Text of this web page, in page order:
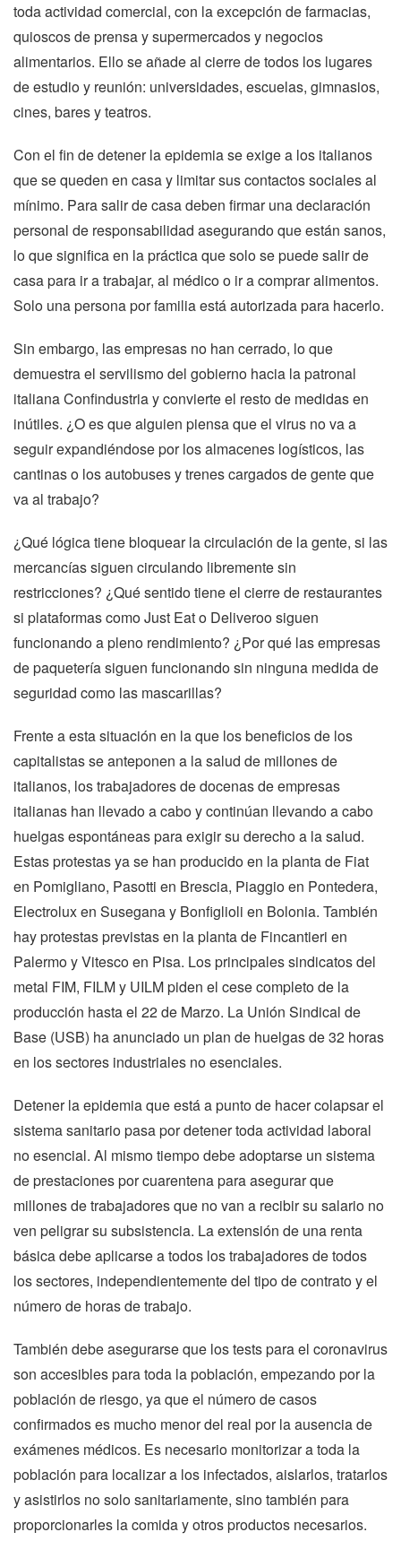
toda actividad comercial, con la excepción de farmacias,
quioscos de prensa y supermercados y negocios
alimentarios. Ello se añade al cierre de todos los lugares
de estudio y reunión: universidades, escuelas, gimnasios,
cines, bares y teatros.
Con el fin de detener la epidemia se exige a los italianos
que se queden en casa y limitar sus contactos sociales al
mínimo. Para salir de casa deben firmar una declaración
personal de responsabilidad asegurando que están sanos,
lo que significa en la práctica que solo se puede salir de
casa para ir a trabajar, al médico o ir a comprar alimentos.
Solo una persona por familia está autorizada para hacerlo.
Sin embargo, las empresas no han cerrado, lo que
demuestra el servilismo del gobierno hacia la patronal
italiana Confindustria y convierte el resto de medidas en
inútiles. ¿O es que alguien piensa que el virus no va a
seguir expandiéndose por los almacenes logísticos, las
cantinas o los autobuses y trenes cargados de gente que
va al trabajo?
¿Qué lógica tiene bloquear la circulación de la gente, si las
mercancías siguen circulando libremente sin
restricciones? ¿Qué sentido tiene el cierre de restaurantes
si plataformas como Just Eat o Deliveroo siguen
funcionando a pleno rendimiento? ¿Por qué las empresas
de paquetería siguen funcionando sin ninguna medida de
seguridad como las mascarillas?
Frente a esta situación en la que los beneficios de los
capitalistas se anteponen a la salud de millones de
italianos, los trabajadores de docenas de empresas
italianas han llevado a cabo y continúan llevando a cabo
huelgas espontáneas para exigir su derecho a la salud.
Estas protestas ya se han producido en la planta de Fiat
en Pomigliano, Pasotti en Brescia, Piaggio en Pontedera,
Electrolux en Susegana y Bonfiglioli en Bolonia. También
hay protestas previstas en la planta de Fincantieri en
Palermo y Vitesco en Pisa. Los principales sindicatos del
metal FIM, FILM y UILM piden el cese completo de la
producción hasta el 22 de Marzo. La Unión Sindical de
Base (USB) ha anunciado un plan de huelgas de 32 horas
en los sectores industriales no esenciales.
Detener la epidemia que está a punto de hacer colapsar el
sistema sanitario pasa por detener toda actividad laboral
no esencial. Al mismo tiempo debe adoptarse un sistema
de prestaciones por cuarentena para asegurar que
millones de trabajadores que no van a recibir su salario no
ven peligrar su subsistencia. La extensión de una renta
básica debe aplicarse a todos los trabajadores de todos
los sectores, independientemente del tipo de contrato y el
número de horas de trabajo.
También debe asegurarse que los tests para el coronavirus
son accesibles para toda la población, empezando por la
población de riesgo, ya que el número de casos
confirmados es mucho menor del real por la ausencia de
exámenes médicos. Es necesario monitorizar a toda la
población para localizar a los infectados, aislarlos, tratarlos
y asistirlos no solo sanitariamente, sino también para
proporcionarles la comida y otros productos necesarios.